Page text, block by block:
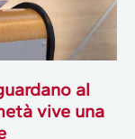
al
vive una